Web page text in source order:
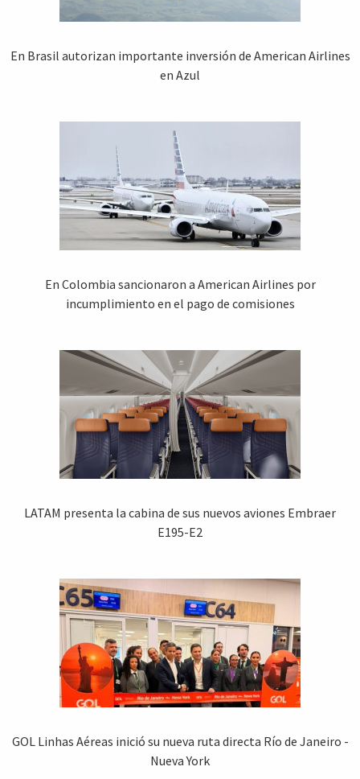
En Brasil autorizan importante inversión de American Airlines
en Azul
En Colombia sancionaron a American Airlines por
incumplimiento en el pago de comisiones
LATAM presenta la cabina de sus nuevos aviones Embraer
E195-E2
GOL Linhas Aéreas inició su nueva ruta directa Río de Janeiro -
Nueva York